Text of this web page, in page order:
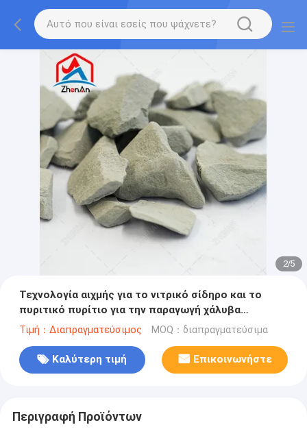
2/5
Τεχνολογία αιχμής για το νιτρικό σίδηρο και το
πυριτικό πυρίτιο για την παραγωγή χάλυβα
επόμενης γενιάς
Τιμή：Διαπραγματεύσιμος MOQ：διαπραγματεύσιμα
Καλύτερη τιμή Επικοινωνήστε
Περιγραφή Προϊόντων